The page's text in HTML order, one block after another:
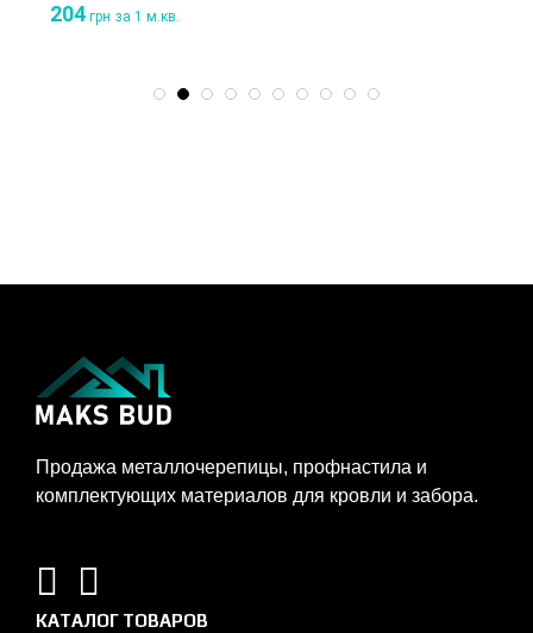
204 грн за 1 м.кв.
Продажа металлочерепицы, профнастила и
комплектующих материалов для кровли и забора.
КАТАЛОГ ТОВАРОВ